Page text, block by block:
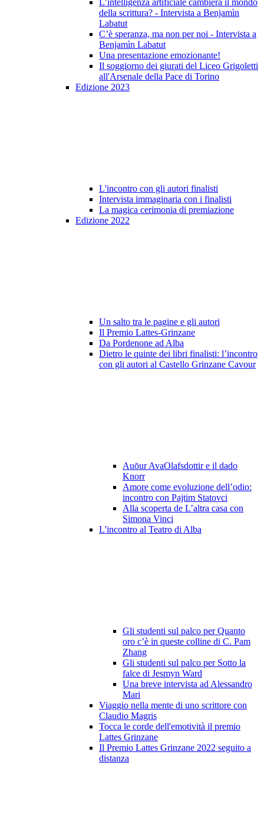
L’intelligenza artificiale cambierà il mondo
della scrittura? - Intervista a Benjamìn
Labatut
C’è speranza, ma non per noi - Intervista a
Benjamìn Labatut
Una presentazione emozionante!
Il soggiorno dei giurati del Liceo Grigoletti
all'Arsenale della Pace di Torino
Edizione 2023
L'incontro con gli autori finalisti
Intervista immaginaria con i finalisti
La magica cerimonia di premiazione
Edizione 2022
Un salto tra le pagine e gli autori
Il Premio Lattes-Grinzane
Da Pordenone ad Alba
Dietro le quinte dei libri finalisti: l’incontro
con gli autori al Castello Grinzane Cavour
Auōur AvaOlafsdottir e il dado
Knorr
Amore come evoluzione dell’odio:
incontro con Pajtim Statovci
Alla scoperta de L’altra casa con
Simona Vinci
L'incontro al Teatro di Alba
Gli studenti sul palco per Quanto
oro c’è in queste colline di C. Pam
Zhang
Gli studenti sul palco per Sotto la
falce di Jesmyn Ward
Una breve intervista ad Alessandro
Mari
Viaggio nella mente di uno scrittore con
Claudio Magris
Tocca le corde dell'emotività il premio
Lattes Grinzane
Il Premio Lattes Grinzane 2022 seguito a
distanza